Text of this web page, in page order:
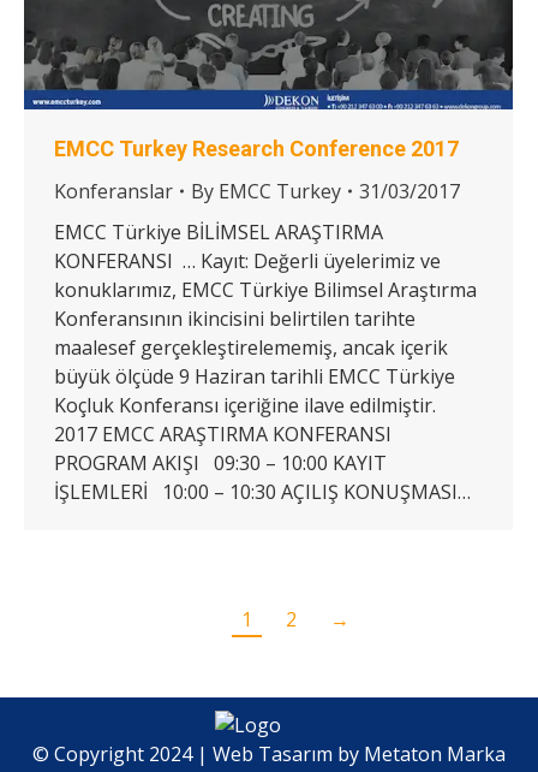
EMCC Turkey Research Conference 2017
Konferanslar By EMCC Turkey
31/03/2017
EMCC Türkiye BİLİMSEL ARAŞTIRMA
KONFERANSI … Kayıt: Değerli üyelerimiz ve
konuklarımız, EMCC Türkiye Bilimsel Araştırma
Konferansının ikincisini belirtilen tarihte
maalesef gerçekleştirelememiş, ancak içerik
büyük ölçüde 9 Haziran tarihli EMCC Türkiye
Koçluk Konferansı içeriğine ilave edilmiştir.
2017 EMCC ARAŞTIRMA KONFERANSI
PROGRAM AKIŞI 09:30 – 10:00 KAYIT
İŞLEMLERİ 10:00 – 10:30 AÇILIŞ KONUŞMASI…
1 2 →
© Copyright 2024 | Web Tasarım by Metaton Marka